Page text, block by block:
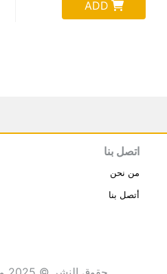
ADD
اتصل بنا
من نحن
أتصل بنا